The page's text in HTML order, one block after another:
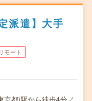
派遣】大手
モート
京都)駅から徒歩4分／